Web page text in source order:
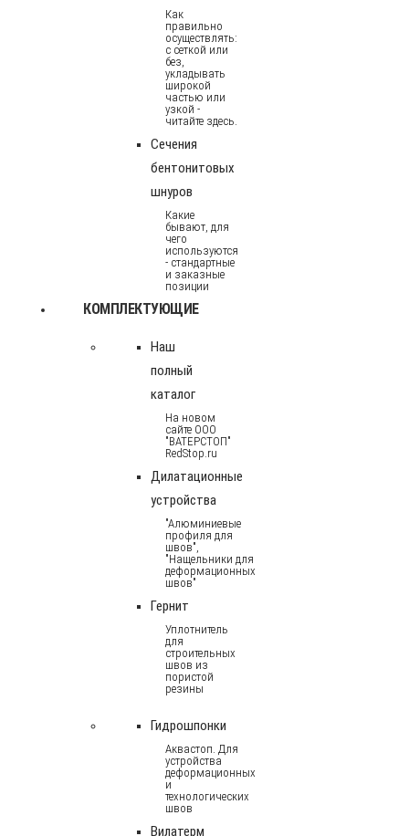
Как
правильно
осуществлять:
с сеткой или
без,
укладывать
широкой
частью или
узкой -
читайте здесь.
Сечения
бентонитовых
шнуров
Какие
бывают, для
чего
используются
- стандартные
и заказные
позиции
КОМПЛЕКТУЮЩИЕ
Наш
полный
каталог
На новом
сайте ООО
"ВАТЕРСТОП"
RedStop.ru
Дилатационные
устройства
"Алюминиевые
профиля для
швов",
"Нащельники для
деформационных
швов"
Гернит
Уплотнитель
для
строительных
швов из
пористой
резины
Гидрошпонки
Аквастоп. Для
устройства
деформационных
и
технологических
швов
Вилатерм